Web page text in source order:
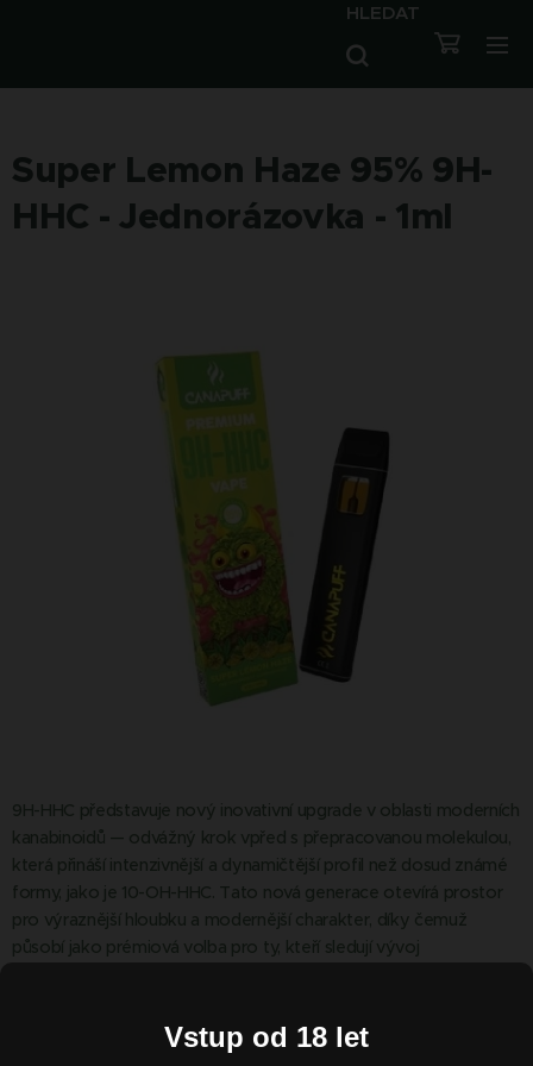
Vstup od 18 let
HLEDAT
Super Lemon Haze 95% 9H-
HHC - Jednorázovka - 1ml
9H-HHC představuje nový inovativní upgrade v oblasti moderních
kanabinoidů — odvážný krok vpřed s přepracovanou molekulou,
která přináší intenzivnější a dynamičtější profil než dosud známé
formy, jako je 10-OH-HHC. Tato nová generace otevírá prostor
pro výraznější hloubku a modernější charakter, díky čemuž
působí jako prémiová volba pro ty, kteří sledují vývoj